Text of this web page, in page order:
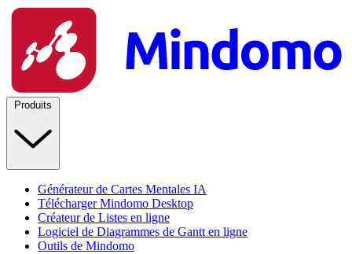
Produits
Générateur de Cartes Mentales IA
Télécharger Mindomo Desktop
Créateur de Listes en ligne
Logiciel de Diagrammes de Gantt en ligne
Outils de Mindomo